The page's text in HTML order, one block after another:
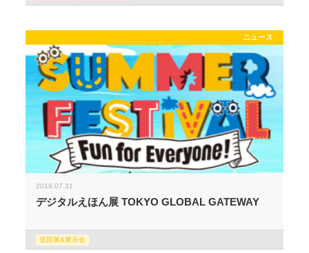
ニュース
2019.07.31
デジタルえほん展 TOKYO GLOBAL GATEWAY
巡回展&展示会